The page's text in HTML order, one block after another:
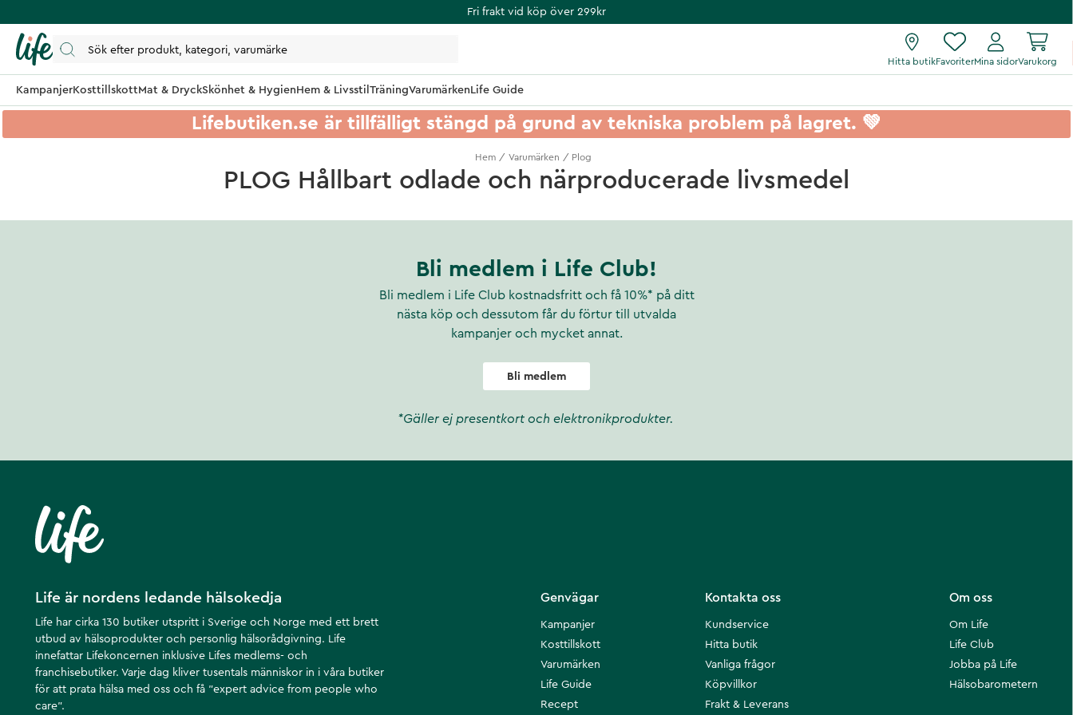
Fri frakt vid köp över 299kr
Hitta butikFavoriterMina sidorVarukorg
KampanjerKosttillskottMat & DryckSkönhet & HygienHem & Livsstil TräningVarumärkenLife Guide
Lifebutiken.se är tillfälligt stängd på grund av tekniska problem på lagret. 💚
Hem Varumärken Plog
PLOG Hållbart odlade och närproducerade livsmedel
Bli medlem i Life Club!
Bli medlem i Life Club kostnadsfritt och få 10%* på ditt
nästa köp och dessutom får du förtur till utvalda
kampanjer och mycket annat.
Bli medlem
*Gäller ej presentkort och elektronikprodukter.
Life är nordens ledande hälsokedja
Life har cirka 130 butiker utspritt i Sverige och Norge med ett brett
utbud av hälsoprodukter och personlig hälsorådgivning. Life
innefattar Lifekoncernen inklusive Lifes medlems- och
franchisebutiker. Varje dag kliver tusentals människor in i våra butiker
för att prata hälsa med oss och få ”expert advice from people who
care”.
Om oss
Om Life
Life Club
Jobba på Life
Hälsobarometern
Kontakta oss
Kundservice
Hitta butik
Vanliga frågor
Köpvillkor
Frakt & Leverans
Genvägar
Kampanjer
Kosttillskott
Varumärken
Life Guide
Recept